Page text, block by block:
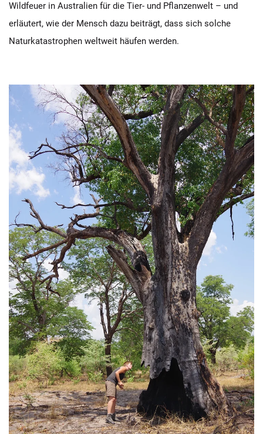
Wildfeuer in Australien für die Tier- und Pflanzenwelt – und
erläutert, wie der Mensch dazu beiträgt, dass sich solche
Naturkatastrophen weltweit häufen werden.